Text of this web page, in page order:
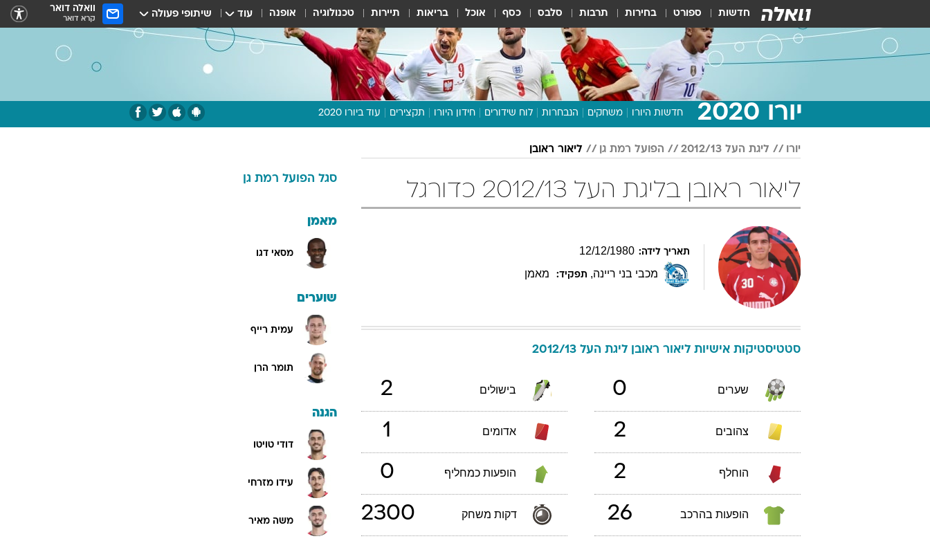
חדשות ספורט בחירות תרבות סלבס כסף אוכל בריאות תיירות טכנולוגיה אופנה עוד שיתופי פעולה וואלה דואר
קרא דואר
יורו 2020 חדשות היורו משחקים הנבחרות לוח שידורים חידון היורו תקצירים עוד ביורו 2020
תכנית היורו
דעות ופרשנויות
יורו ליגת העל 2012/13 הפועל רמת גן ליאור ראובן
ליאור ראובן בליגת העל 2012/13 כדורגל
תאריך לידה: 12/12/1980
מכבי בני ריינה, תפקיד: מאמן
סטטיסטיקות אישיות ליאור ראובן ליגת העל 2012/13
שערים 0 בישולים 2
צהובים 2 אדומים 1
הוחלף 2 הופעות כמחליף 0
הופעות בהרכב 26 דקות משחק 2300
סגל הפועל רמת גן
מאמן
מסאי דגו
שוערים
עמית רייף
תומר הרן
הגנה
דודי טויטו
עידו מזרחי
משה מאיר